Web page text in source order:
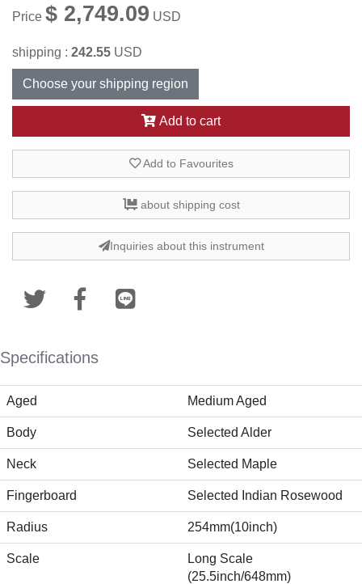
Price $ 2,749.09 USD
shipping : 242.55 USD
Choose your shipping region
Add to cart
Add to Favourites
about shipping cost
Inquiries about this instrument
Specifications
Aged Medium Aged
Body Selected Alder
Neck Selected Maple
Fingerboard Selected Indian Rosewood
Radius 254mm(10inch)
Scale
Long Scale
(25.5inch/648mm)